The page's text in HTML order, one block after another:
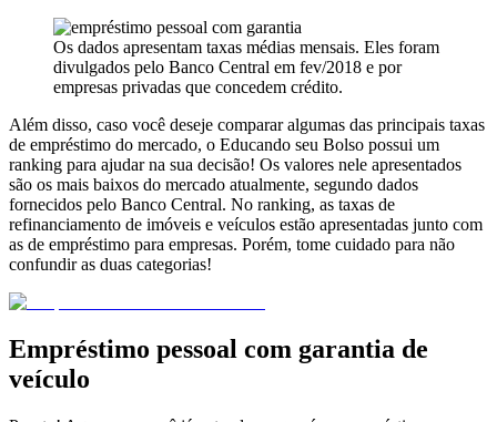
Os dados apresentam taxas médias mensais. Eles foram
divulgados pelo Banco Central em fev/2018 e por
empresas privadas que concedem crédito.
Além disso, caso você deseje comparar algumas das principais taxas
de empréstimo do mercado, o Educando seu Bolso possui um
ranking para ajudar na sua decisão! Os valores nele apresentados
são os mais baixos do mercado atualmente, segundo dados
fornecidos pelo Banco Central. No ranking, as taxas de
refinanciamento de imóveis e veículos estão apresentadas junto com
as de empréstimo para empresas. Porém, tome cuidado para não
confundir as duas categorias!
Empréstimo pessoal com garantia de
veículo